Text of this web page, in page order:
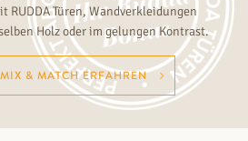
RUDDA Türen, Wandverkleidungen
Holz oder im gelungen Kontrast.
& MATCH ERFAHREN